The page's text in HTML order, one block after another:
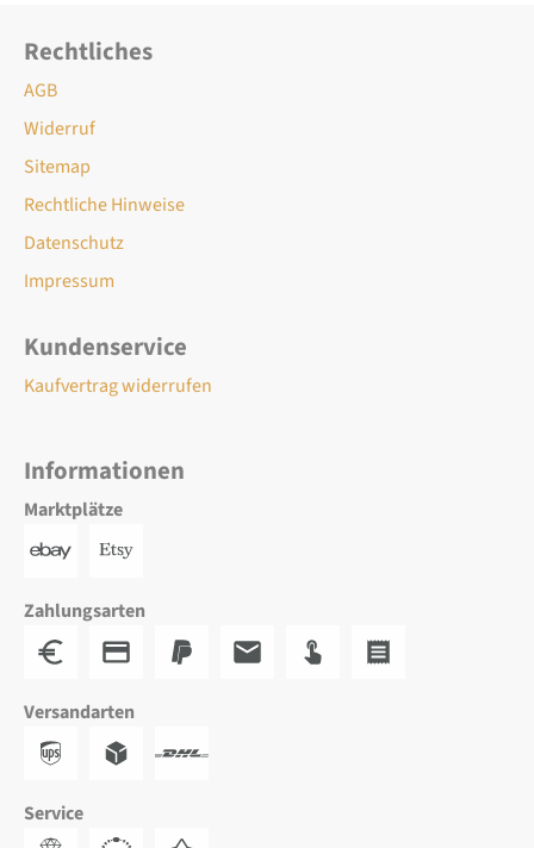
Rechtliches
AGB
Widerruf
Sitemap
Rechtliche Hinweise
Datenschutz
Impressum
Kundenservice
Kaufvertrag widerrufen
Informationen
Marktplätze
Zahlungsarten
Versandarten
Service